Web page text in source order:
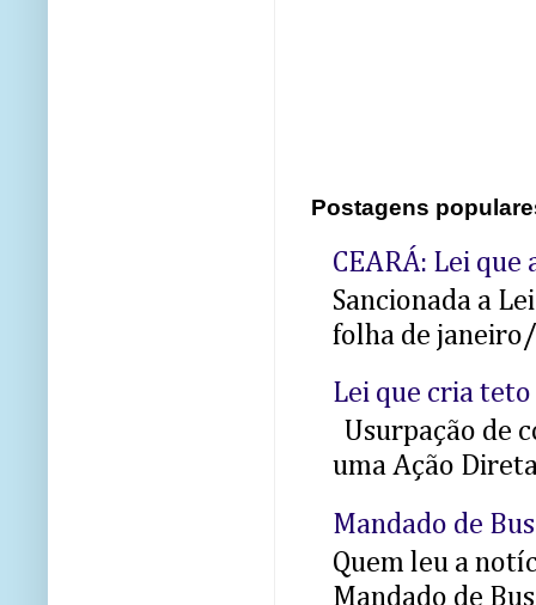
Postagens
CEARÁ: Lei
Sancionada a
folha de
Lei que cria
Usurpação de
uma Ação
Mandado de
Quem leu a
Mandado de